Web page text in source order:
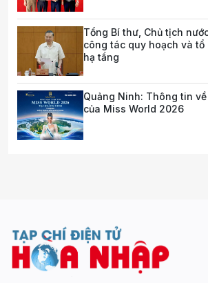
Tổng Bí thư, Chủ tịch
công tác quy hoạch và
hạ tầng
Quảng Ninh: Thông tin
của Miss World 2026